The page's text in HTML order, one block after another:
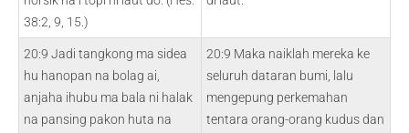
38:2, 9, 15.)
20:9 Jadi tangkong ma sidea
hu hanopan na bolag ai,
anjaha ihubu ma bala ni halak
na pansing pakon huta na
20:9 Maka naiklah mereka ke
seluruh dataran bumi, lalu
mengepung perkemahan
tentara orang-orang kudus dan